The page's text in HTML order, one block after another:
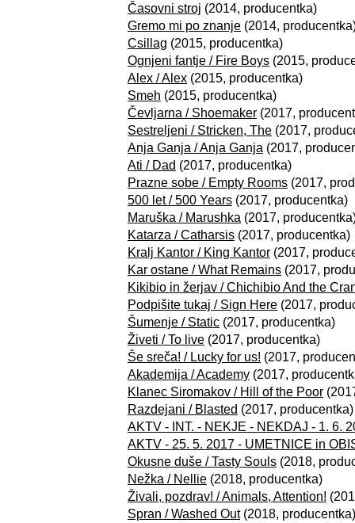
Časovni stroj (2014, producentka)
Gremo mi po znanje (2014,
Csillag (2015, producentka)
Ognjeni fantje / Fire Boys (2015,
Alex / Alex (2015, producentka)
Smeh (2015, producentka)
Čevljarna / Shoemaker (2017,
Sestreljeni / Stricken, The (2017,
Anja Ganja / Anja Ganja (2017,
Ati / Dad (2017, producentka)
Prazne sobe / Empty Rooms (2017,
500 let / 500 Years (2017, producentka)
Maruška / Marushka (2017,
Katarza / Catharsis (2017, producentka)
Kralj Kantor / King Kantor (2017,
Kar ostane / What Remains (2017,
Kikibio in žerjav / Chichibio And the
Podpišite tukaj / Sign Here (2017,
Šumenje / Static (2017, producentka)
Živeti / To live (2017, producentka)
Še sreča! / Lucky for us! (2017,
Akademija / Academy (2017,
Klanec Siromakov / Hill of the Poor
Razdejani / Blasted (2017, producentka)
AKTV - INT. - NEKJE - NEKDAJ - 1. 6.
AKTV - 25. 5. 2017 - UMETNICE in
Okusne duše / Tasty Souls (2018,
Nežka / Nellie (2018, producentka)
Živali, pozdrav! / Animals, Attention!
Spran / Washed Out(2018, producentka)